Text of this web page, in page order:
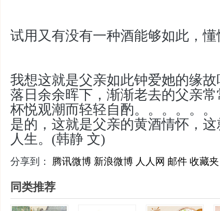
试用又有没有一种酒能够如此，
我想这就是父亲如此钟爱她的缘故
落日余余晖下，渐渐老去的父亲
杯悦观潮而轻轻自酌。。。。。。
是的，这就是父亲的黄酒情怀，
人生。(韩静 文)
分享到： 腾讯微博 新浪微博 人人网 邮件 收藏夹
同类推荐